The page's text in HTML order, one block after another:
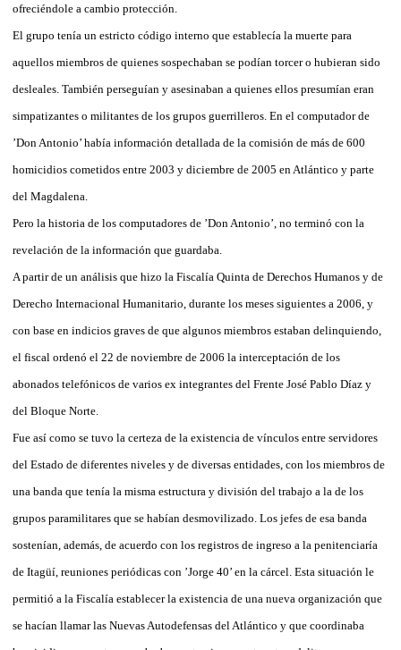
ofreciéndole a cambio protección.
El grupo tenía un estricto código interno que establecía la muerte para
aquellos miembros de quienes sospechaban se podían torcer o hubieran sido
desleales. También perseguían y asesinaban a quienes ellos presumían eran
simpatizantes o militantes de los grupos guerrilleros. En el computador de
’Don Antonio’ había información detallada de la comisión de más de 600
homicidios cometidos entre 2003 y diciembre de 2005 en Atlántico y parte
del Magdalena.
Pero la historia de los computadores de ’Don Antonio’, no terminó con la
revelación de la información que guardaba.
A partir de un análisis que hizo la Fiscalía Quinta de Derechos Humanos y de
Derecho Internacional Humanitario, durante los meses siguientes a 2006, y
con base en indicios graves de que algunos miembros estaban delinquiendo,
el fiscal ordenó el 22 de noviembre de 2006 la interceptación de los
abonados telefónicos de varios ex integrantes del Frente José Pablo Díaz y
del Bloque Norte.
Fue así como se tuvo la certeza de la existencia de vínculos entre servidores
del Estado de diferentes niveles y de diversas entidades, con los miembros de
una banda que tenía la misma estructura y división del trabajo a la de los
grupos paramilitares que se habían desmovilizado. Los jefes de esa banda
sostenían, además, de acuerdo con los registros de ingreso a la penitenciaría
de Itagüí, reuniones periódicas con ’Jorge 40’ en la cárcel. Esta situación le
permitió a la Fiscalía establecer la existencia de una nueva organización que
se hacían llamar las Nuevas Autodefensas del Atlántico y que coordinaba